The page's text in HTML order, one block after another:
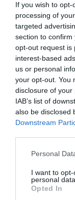
If you wish to
processing of
targeted
section to
opt-out request is
interest-based
us or personal
your opt-out. You
disclosure of
IAB’s list of
also be disclosed
Downstream
Personal
I want to
personal data.
Opted In
3-1 Andrea